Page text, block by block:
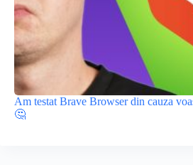
Am testat Brave Browser din cauza
🤔